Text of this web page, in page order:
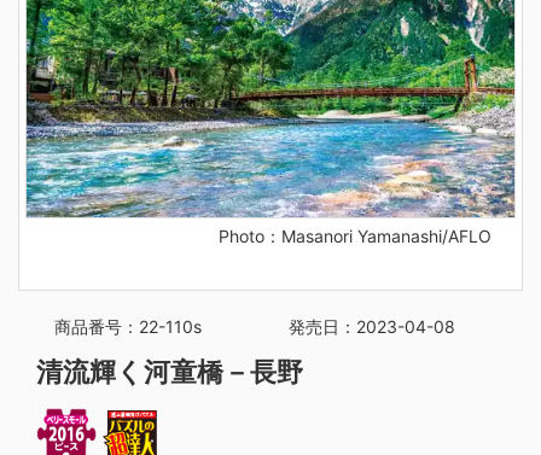
Photo：Masanori Yamanashi/AFLO
商品番号：22-110s 発売日：2023-04-08
清流輝く河童橋－長野